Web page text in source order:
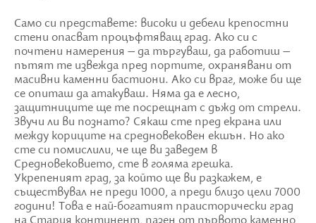
Само си представете: високи и дебели крепостни
стени опасват процъфтяващ град. Ако си с
почтени намерения – да търгуваш, да работиш –
пътят те извежда пред портите, охранявани от
масивни каменни бастиони. Ако си враг, може би ще
се опиташ да атакуваш. Няма да е лесно,
защитниците ще те посрещнат с дъжд от стрели.
Звучи ли ви познато? Сякаш сте пред екрана или
между кориците на средновековен екшън. Но ако
сте си помислили, че ще ви заведем в
Средновековието, сте в голяма грешка.
Укрепеният град, за който ще ви разкажем, е
съществувал не преди 1000, а преди близо цели 7000
години! Това е най-богатият праисторически град